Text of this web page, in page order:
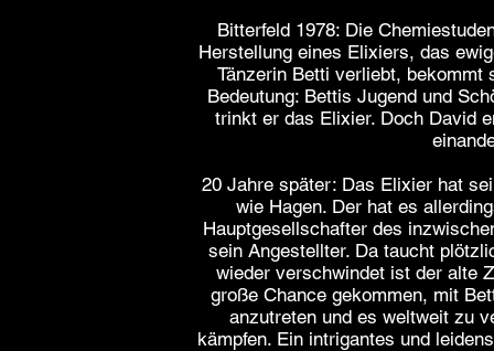
Bitterfeld 1978: Die
Herstellung eines Elixiers, das
Tänzerin Betti verliebt, bekommt
Bedeutung: Bettis Jugend und
trinkt er das Elixier. Doch David
20 Jahre später: Das Elixier hat
wie Hagen. Der hat es
Hauptgesellschafter des
sein Angestellter. Da taucht
wieder verschwindet ist der alte
große Chance gekommen, mit
anzutreten und es weltweit zu
kämpfen. Ein intrigantes und